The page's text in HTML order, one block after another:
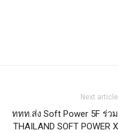
Next article
ททท.ส่ง Soft Power 5F ร่วม
THAILAND SOFT POWER X